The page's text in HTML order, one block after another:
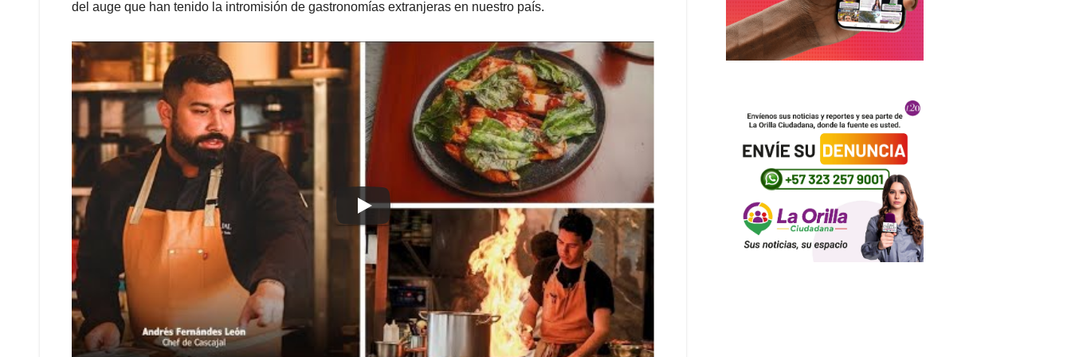
del auge que han tenido la intromisión de gastronomías extranjeras en nuestro país.